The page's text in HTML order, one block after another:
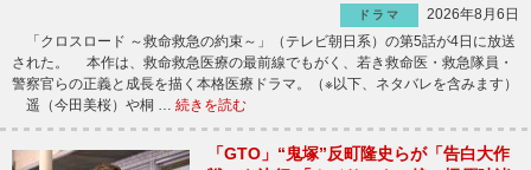
ドラマ
2026年8月6日
「クロスロード ～救命救急の約束～」（テレビ朝日系）の第5話が4日に放送
された。 本作は、救命救急医療の最前線でもがく、若き救命医・救急隊員・
警察官らの正義と成長を描く本格医療ドラマ。（※以下、ネタバレを含みます）
遥（今田美桜）や桐 … 続きを読む
「GTO」“鬼塚”反町隆史らが「告白大作